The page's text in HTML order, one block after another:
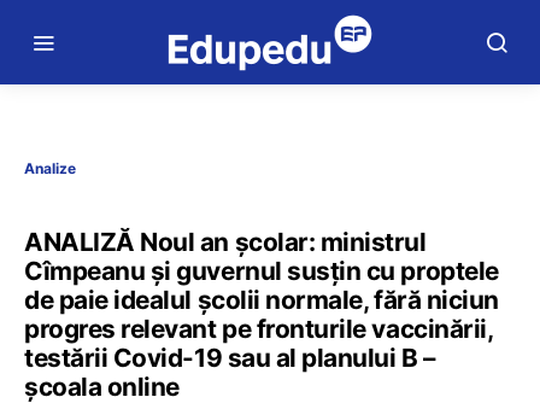
Analize
ANALIZĂ Noul an școlar: ministrul
Cîmpeanu și guvernul susțin cu proptele
de paie idealul școlii normale, fără niciun
progres relevant pe fronturile vaccinării,
testării Covid-19 sau al planului B –
școala online